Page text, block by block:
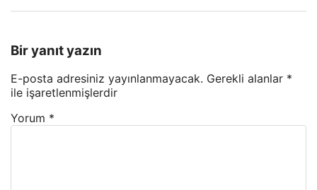
Bir yanıt yazın
E-posta adresiniz yayınlanmayacak. Gerekli alanlar *
ile işaretlenmişlerdir
Yorum *